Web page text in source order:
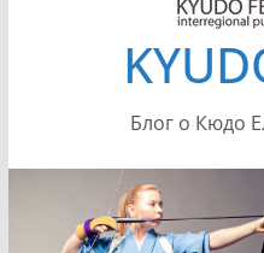
Блог о Кюдо